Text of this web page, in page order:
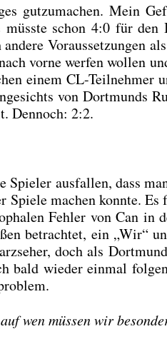
gut­zu­ma­chen. Mein
schon 4:0 für
Vor­aus­set­zun­gen
vor­ne wer­fen wol­len
einem CL-Teil­neh­mer
von Dort­munds
Den­noch: 2:2.
aus­fal­len, dass
machen konn­te.
Feh­ler von Can in
betrach­tet, ein „Wir“
doch als
bald wie­der ein­mal
wen müs­sen wir